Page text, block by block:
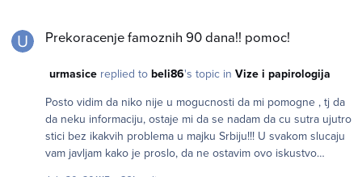
ocima, kaze on meni stani sa strane pa trazi. Izvucem ti ja
pa kaze: ovo je isteklo pre dve godine! - ja: imam ricevutu -
on opet prevrne ocima i siri ruke i kaze: DONESI! Odem do
vozaca da ga zamolim da otvori gepek, izvucem ranac i
odnesem do kucice i krenem pred njim da vadim papire,
policajac samo gleda. Na kraju mu dam, pogleda on ricevutu,
Prekoracenje famoznih 90 dana!! pomoc!
urmasicereplied to beli86's topic in Vize i papirologija
Posto vidim da niko nije u mogucnosti da mi pomogne , tj da
da neku informaciju, ostaje mi da se nadam da cu sutra ujutro
stici bez ikakvih problema u majku Srbiju!!! U svakom slucaju
vam javljam kako je proslo, da ne ostavim ovo iskustvo